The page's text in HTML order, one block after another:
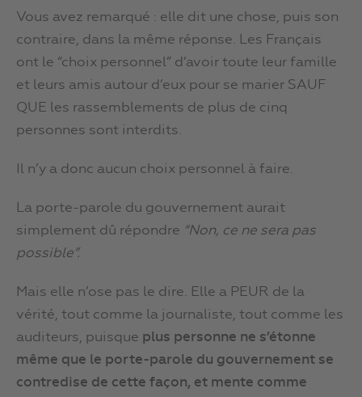
Vous avez remarqué : elle dit une chose, puis son
contraire, dans la même réponse. Les Français
ont le “choix personnel” d’avoir toute leur famille
et leurs amis autour d’eux pour se marier SAUF
QUE les rassemblements de plus de cinq
personnes sont interdits.
Il n’y a donc aucun choix personnel à faire.
La porte-parole du gouvernement aurait
simplement dû répondre “Non, ce ne sera pas
possible”.
Mais elle n’ose pas le dire. Elle a PEUR de la
vérité, tout comme la journaliste, tout comme les
auditeurs, puisque plus personne ne s’étonne
même que le porte-parole du gouvernement se
contredise de cette façon, et mente comme